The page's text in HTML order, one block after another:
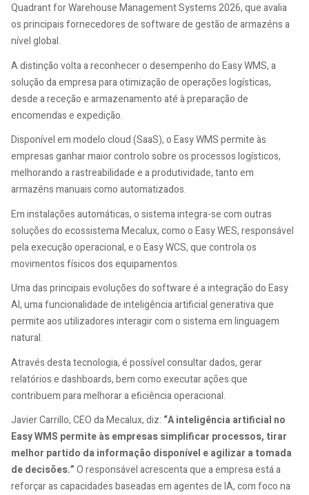
Quadrant for Warehouse Management Systems 2026, que avalia
os principais fornecedores de software de gestão de armazéns a
nível global.
A distinção volta a reconhecer o desempenho do Easy WMS, a
solução da empresa para otimização de operações logísticas,
desde a receção e armazenamento até à preparação de
encomendas e expedição.
Disponível em modelo cloud (SaaS), o Easy WMS permite às
empresas ganhar maior controlo sobre os processos logísticos,
melhorando a rastreabilidade e a produtividade, tanto em
armazéns manuais como automatizados.
Em instalações automáticas, o sistema integra-se com outras
soluções do ecossistema Mecalux, como o Easy WES, responsável
pela execução operacional, e o Easy WCS, que controla os
movimentos físicos dos equipamentos.
Uma das principais evoluções do software é a integração do Easy
AI, uma funcionalidade de inteligência artificial generativa que
permite aos utilizadores interagir com o sistema em linguagem
natural.
Através desta tecnologia, é possível consultar dados, gerar
relatórios e dashboards, bem como executar ações que
contribuem para melhorar a eficiência operacional.
Javier Carrillo, CEO da Mecalux, diz: “A inteligência artificial no
Easy WMS permite às empresas simplificar processos, tirar
melhor partido da informação disponível e agilizar a tomada
de decisões.”O responsável acrescenta que a empresa está a
reforçar as capacidades baseadas em agentes de IA, com foco na